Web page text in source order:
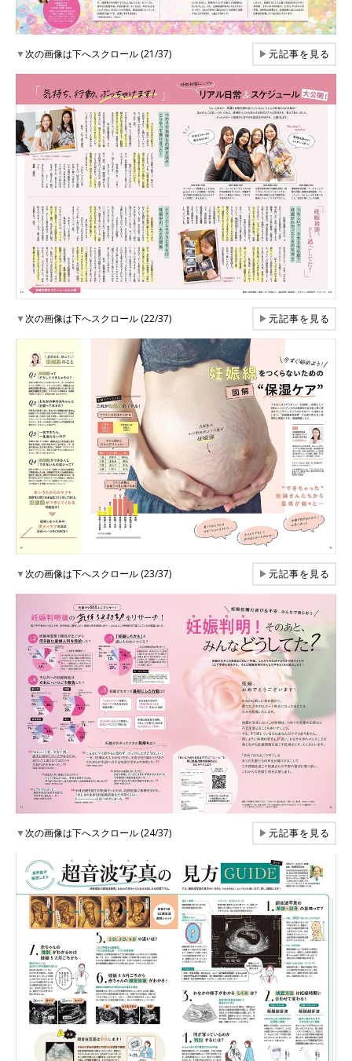
▼次の画像は下へスクロール (21/37) ▶元記事を見る
▼次の画像は下へスクロール (22/37) ▶元記事を見る
▼次の画像は下へスクロール (23/37) ▶元記事を見る
▼次の画像は下へスクロール (24/37) ▶元記事を見る